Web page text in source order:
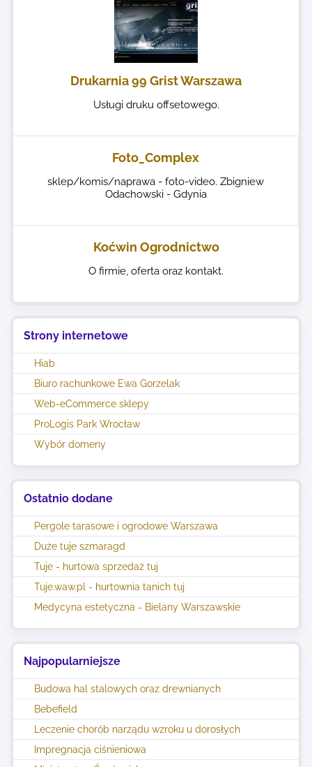
Strony internetowe
Hiab
Biuro rachunkowe Ewa Gorzelak
Web-eCommerce sklepy
ProLogis Park Wrocław
Wybór domeny
Ostatnio dodane
Pergole tarasowe i ogrodowe Warszawa
Duże tuje szmaragd
Tuje - hurtowa sprzedaż tuj
Tuje.waw.pl - hurtownia tanich tuj
Medycyna estetyczna - Bielany Warszawskie
Najpopularniejsze
Budowa hal stalowych oraz drewnianych
Bebefield
Leczenie chorób narządu wzroku u dorosłych
Impregnacja ciśnieniowa
Drukarnia 99 Grist Warszawa
Usługi druku offsetowego.
Foto_Complex
sklep/komis/naprawa - foto-video. Zbigniew
Odachowski - Gdynia
Koćwin Ogrodnictwo
O firmie, oferta oraz kontakt.